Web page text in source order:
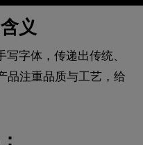
义
字体，传递出传统、
品注重品质与工艺，给